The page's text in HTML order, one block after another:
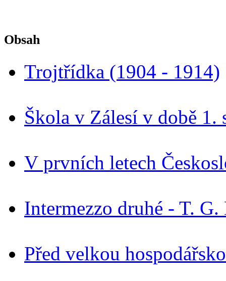
Obsah
Trojtřídka (1904 - 1914)
Škola v Zálesí v době
V prvních letech
Intermezzo druhé - T.
Před velkou